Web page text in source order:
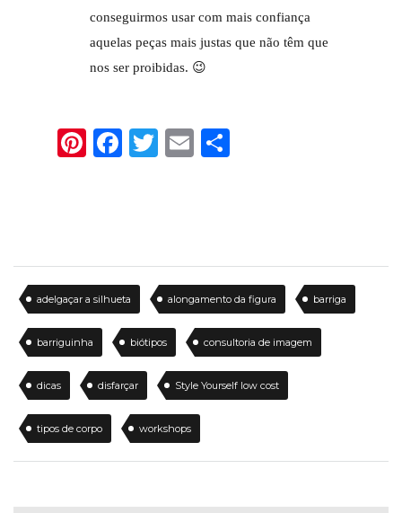
conseguirmos usar com mais confiança
aquelas peças mais justas que não têm que
nos ser proibidas. 😉
Pinterest
Facebook
Twitter
Email
adelgaçar a silhueta alongamento da figura barriga
barriguinha biótipos consultoria de imagem
dicas disfarçar Style Yourself low cost
tipos de corpo workshops